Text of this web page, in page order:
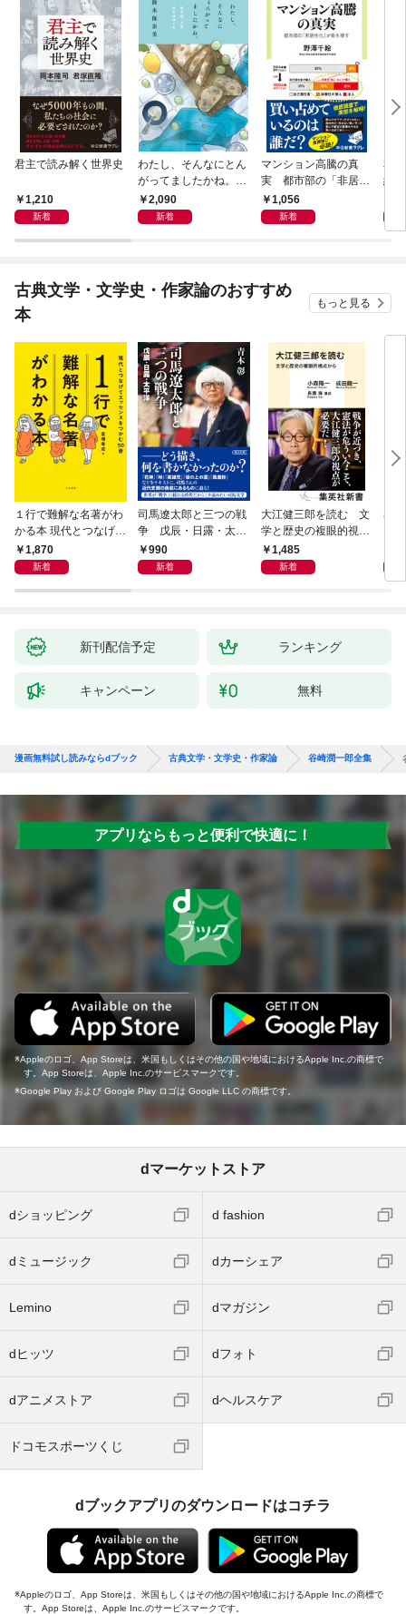
君主で読み解く世界史
1,210
新着
わたし、そんなにとん
がってましたかね。
獅子座、Ａ型、丙午は
めぐる
2,090
新着
マンション高騰の真
実 都市部の「非居住
化」が街を壊す
1,056
新着
私
紀
古典文学・文学史・作家論のおすすめ
本
もっと見る
１行で難解な名著がわ
かる本 現代とつなげて
エッセンスをつかむ50
冊
1,870
新着
司馬遼太郎と三つの戦
争 戊辰・日露・太平
洋990
新着
大江健三郎を読む 文
学と歴史の複眼的視点
から1,485
新着
出
新刊配信予定 ランキング
キャンペーン 無料
漫画無料試し読みならdブック 古典文学・文学史・作家論 谷崎潤一郎全集
アプリならもっと便利で快適に！
Appleのロゴ、App Storeは、米国もしくはその他の国や地域におけるApple Inc.の商標で
す。App Storeは、Apple Inc.のサービスマークです。
Google Play および Google Play ロゴは Google LLC の商標です。
dマーケットストア
dショッピング d fashion
dミュージック dカーシェア
Lemino dマガジン
dヒッツ dフォト
dアニメストア dヘルスケア
ドコモスポーツくじ
dブックアプリのダウンロードはコチラ
Appleのロゴ、App Storeは、米国もしくはその他の国や地域におけるApple Inc.の商標で
す。App Storeは、Apple Inc.のサービスマークです。